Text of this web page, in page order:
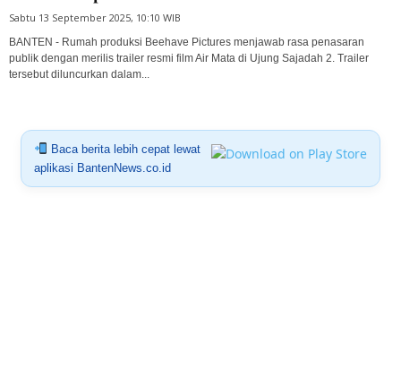
Sabtu 13 September 2025, 10:10 WIB
BANTEN - Rumah produksi Beehave Pictures menjawab rasa penasaran
publik dengan merilis trailer resmi film Air Mata di Ujung Sajadah 2. Trailer
tersebut diluncurkan dalam...
Baca berita lebih cepat lewat
aplikasi BantenNews.co.id